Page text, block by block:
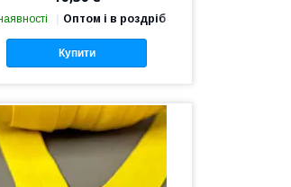
Оптом і в роздріб
Купити